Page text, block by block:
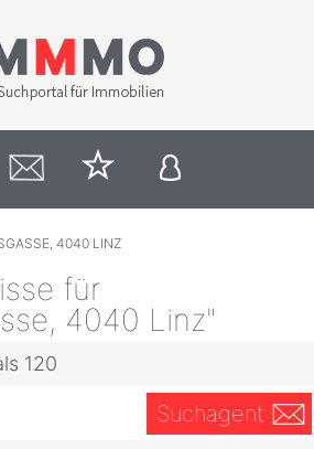
4040 LINZ
für
4040 Linz"
120
Suchagent